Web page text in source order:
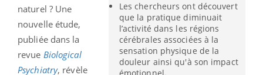
Les chercheurs ont découvert
que la pratique diminuait
l’activité dans les régions
cérébrales associées à la
sensation physique de la
douleur ainsi qu'à son impact
naturel ? Une
nouvelle étude,
publiée dans la
revue Biological
Psychiatry, révèle